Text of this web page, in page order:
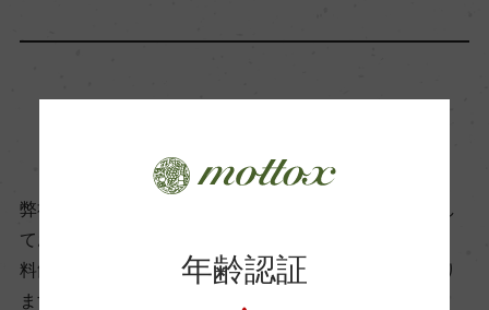
ビオ情報・認証機関
サステナブル農法
有機JAS認証
弊社は、酒類販売業免許をお持ちの販売店様とお取引し
ております。
料飲店様には帳合酒販店様を通して商品を提供しており
ます。
年齢認証